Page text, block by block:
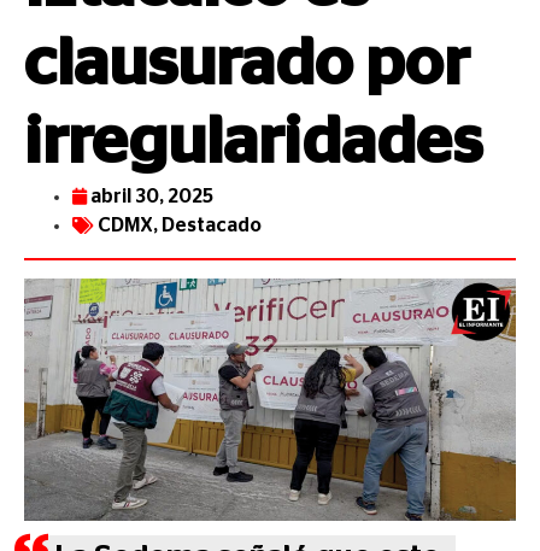
clausurado por
irregularidades
abril 30, 2025
CDMX, Destacado